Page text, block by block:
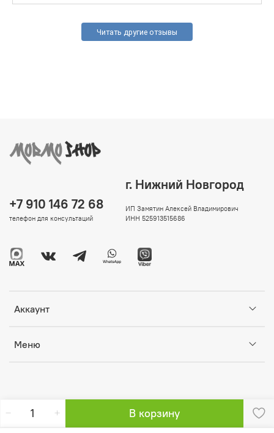
В корзину
Читать другие отзывы
Аккаунт
Меню
+7 910 146 72 68
телефон для консультаций
г. Нижний Новгород
ИП Замятин Алексей Владимирович
ИНН 525913515686